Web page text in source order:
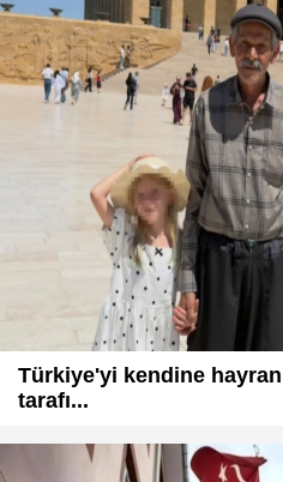
Türkiye'yi kendine
tarafı...